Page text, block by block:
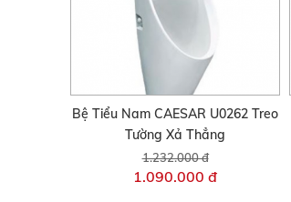
Bệ Tiểu Nam CAESAR U0262 Treo
Tường Xả Thẳng
1.232.000 đ
1.090.000 đ